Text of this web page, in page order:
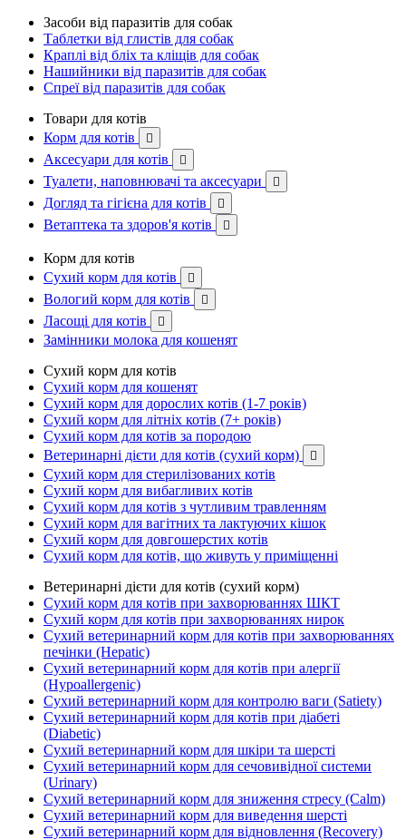
Засоби від паразитів для собак
Таблетки від глистів для собак
Краплі від бліх та кліщів для собак
Нашийники від паразитів для собак
Спреї від паразитів для собак
Товари для котів
Корм для котів

Аксесуари для котів 
Туалети, наповнювачі та аксесуари 
Догляд та гігієна для котів 
Ветаптека та здоров'я котів 
Корм для котів
Сухий корм для котів

Вологий корм для котів 
Ласощі для котів 
Замінники молока для кошенят
Сухий корм для котів
Сухий корм для кошенят
Сухий корм для дорослих котів (1-7 років)
Сухий корм для літніх котів (7+ років)
Сухий корм для котів за породою
Ветеринарні дієти для котів (сухий корм)

Сухий корм для стерилізованих котів
Сухий корм для вибагливих котів
Сухий корм для котів з чутливим травленням
Сухий корм для вагітних та лактуючих кішок
Сухий корм для довгошерстих котів
Сухий корм для котів, що живуть у приміщенні
Ветеринарні дієти для котів (сухий корм)
Сухий корм для котів при захворюваннях ШКТ
Сухий корм для котів при захворюваннях нирок
Сухий ветеринарний корм для котів при захворюваннях
печінки (Hepatic)
Сухий ветеринарний корм для котів при алергії
(Hypoallergenic)
Сухий ветеринарний корм для контролю ваги (Satiety)
Сухий ветеринарний корм для котів при діабеті
(Diabetic)
Сухий ветеринарний корм для шкіри та шерсті
Сухий ветеринарний корм для сечовивідної системи
(Urinary)
Сухий ветеринарний корм для зниження стресу (Calm)
Сухий ветеринарний корм для виведення шерсті
Сухий ветеринарний корм для відновлення (Recovery)